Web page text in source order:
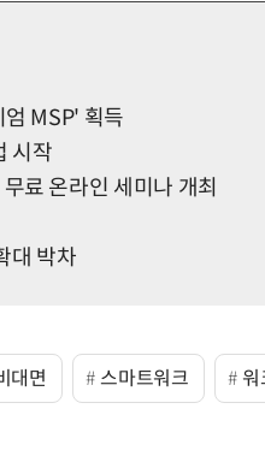
MSP' 획득
시작
료 온라인 세미나 개최
대 박차
대면 스마트워크 워